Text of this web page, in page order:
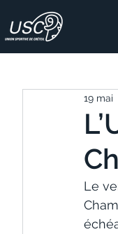
19 mai
Le